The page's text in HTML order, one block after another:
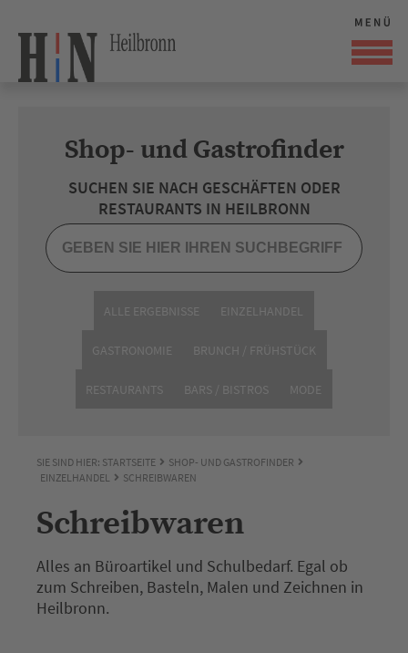
Shop- und Gastrofinder
SUCHEN SIE NACH GESCHÄFTEN ODER
RESTAURANTS IN HEILBRONN
ALLE ERGEBNISSE EINZELHANDEL
GASTRONOMIE BRUNCH / FRÜHSTÜCK
RESTAURANTS BARS / BISTROS MODE
SIE SIND HIER: STARTSEITE
SHOP- UND GASTROFINDER
EINZELHANDEL
SCHREIBWAREN
Schreibwaren
Alles an Büroartikel und Schulbedarf. Egal ob
zum Schreiben, Basteln, Malen und Zeichnen in
Heilbronn.